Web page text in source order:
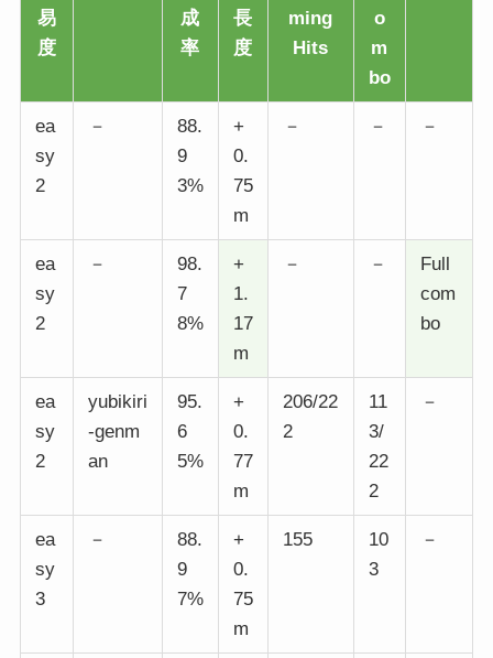
易
度
成
率
長
度
ming
Hits
o
m
bo
ea
sy
2
－
88.
9
3%
+
0.
75
m
－ － －
ea
sy
2
－
98.
7
8%
+
1.
17
m
－ －
Full
com
bo
ea
sy
2
yubikiri
-genm
an
95.
6
5%
+
0.
77
m
206/22
2
11
3/
22
2
－
ea
sy
3
－
88.
9
7%
+
0.
75
m
155
10
3
－